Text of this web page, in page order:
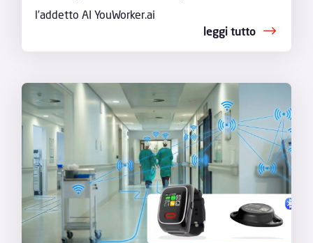
l’addetto AI YouWorker.ai
leggi tutto